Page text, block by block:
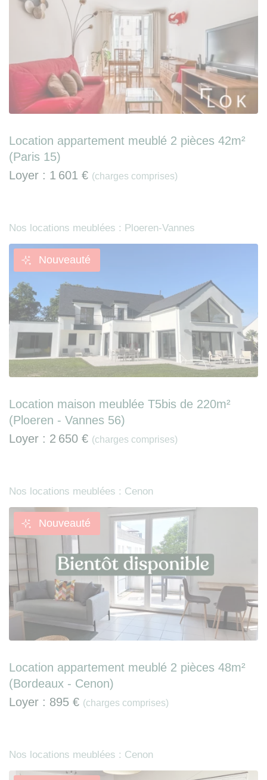
Location appartement meublé 2 pièces 42m²
(Paris 15)
Loyer : 1 601 € (charges comprises)
Nos locations meublées : Ploeren-Vannes
Nouveauté
Location maison meublée T5bis de 220m²
(Ploeren - Vannes 56)
Loyer : 2 650 € (charges comprises)
Nos locations meublées : Cenon
Nouveauté
Location appartement meublé 2 pièces 48m²
(Bordeaux - Cenon)
Loyer : 895 € (charges comprises)
Nos locations meublées : Cenon